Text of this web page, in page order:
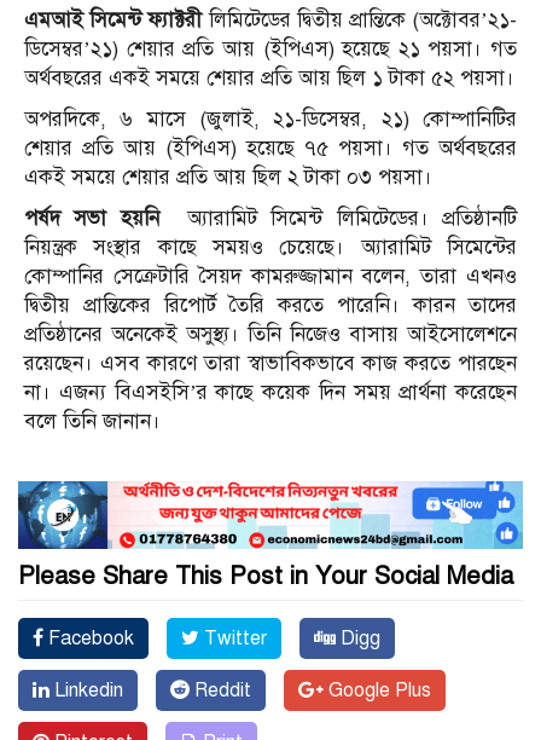
এমআই সিমেন্ট ফ্যাক্টরীলিমিটেডের দ্বিতীয় প্রান্তিকে (অক্টোবর’২১-
ডিসেম্বর’২১) শেয়ার প্রতি আয় (ইপিএস) হয়েছে ২১ পয়সা। গত
অর্থবছরের একই সময়ে শেয়ার প্রতি আয় ছিল ১ টাকা ৫২ পয়সা।
অপরদিকে, ৬ মাসে (জুলাই, ২১-ডিসেম্বর, ২১) কোম্পানিটির
শেয়ার প্রতি আয় (ইপিএস) হয়েছে ৭৫ পয়সা। গত অর্থবছরের
একই সময়ে শেয়ার প্রতি আয় ছিল ২ টাকা ০৩ পয়সা।
পর্ষদ সভা হয়নি
অ্যারামিট সিমেন্ট লিমিটেডের। প্রতিষ্ঠানটি
নিয়ন্ত্রক সংস্থার কাছে সময়ও চেয়েছে। অ্যারামিট সিমেন্টের
কোম্পানির সেক্রেটারি সৈয়দ কামরুজ্জামান বলেন, তারা এখনও
দ্বিতীয় প্রান্তিকের রিপোর্ট তৈরি করতে পারেনি। কারন তাদের
প্রতিষ্ঠানের অনেকেই অসুস্থ্য। তিনি নিজেও বাসায় আইসোলেশনে
রয়েছেন। এসব কারণে তারা স্বাভাবিকভাবে কাজ করতে পারছেন
না। এজন্য বিএসইসি’র কাছে কয়েক দিন সময় প্রার্থনা করেছেন
বলে তিনি জানান।
Please Share This Post in Your Social Media
Facebook Twitter Digg
Linkedin Reddit Google Plus